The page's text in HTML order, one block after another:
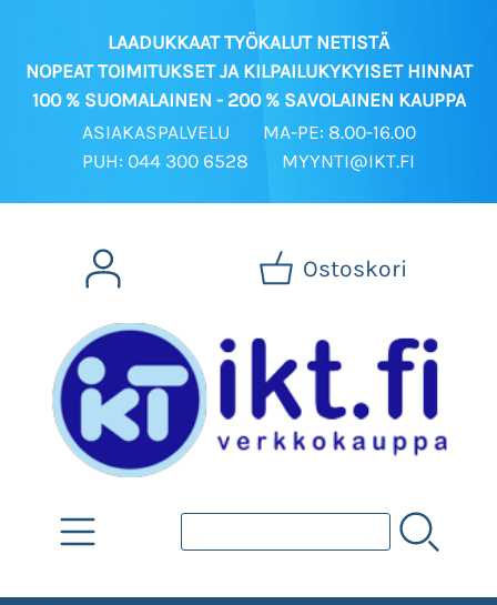
LAADUKKAAT TYÖKALUT NETISTÄ
NOPEAT TOIMITUKSET JA KILPAILUKYKYISET HINNAT
100 % SUOMALAINEN - 200 % SAVOLAINEN KAUPPA
ASIAKASPALVELU
MA-PE: 8.00-16.00
PUH: 044 300 6528
MYYNTI@IKT.FI
Ostoskori